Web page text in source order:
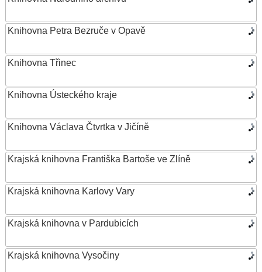
Knihovna Petra Bezruče v Opavě
Knihovna Třinec
Knihovna Ústeckého kraje
Knihovna Václava Čtvrtka v Jičíně
Krajská knihovna Františka Bartoše ve Zlíně
Krajská knihovna Karlovy Vary
Krajská knihovna v Pardubicích
Krajská knihovna Vysočiny